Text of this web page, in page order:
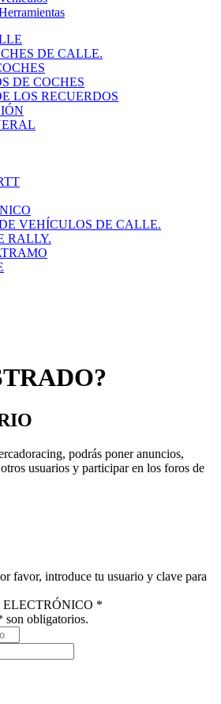
DE CALLE.
DE COCHES
LOS RECUERDOS
VEHÍCULOS DE CALLE.
RALLY.
usuarios y participar en los foros de
ELECTRÓNICO *
son obligatorios.